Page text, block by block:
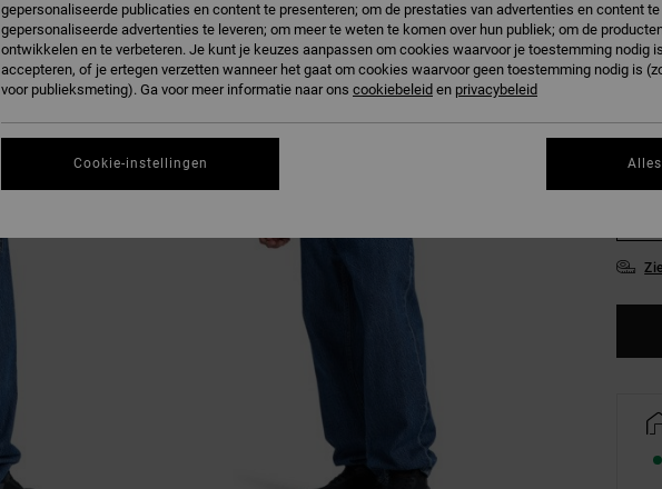
28/
gepersonaliseerde publicaties en content te presenteren; om de prestaties van advertenties en content
gepersonaliseerde advertenties te leveren; om meer te weten te komen over hun publiek; om de
ontwikkelen en te verbeteren. Je kunt je keuzes aanpassen om cookies waarvoor je toestemming nodig
accepteren, of je ertegen verzetten wanneer het gaat om cookies waarvoor geen toestemming nodig is
voor publieksmeting). Ga voor meer informatie naar ons cookiebeleid en privacybeleid
Cookie-instellingen